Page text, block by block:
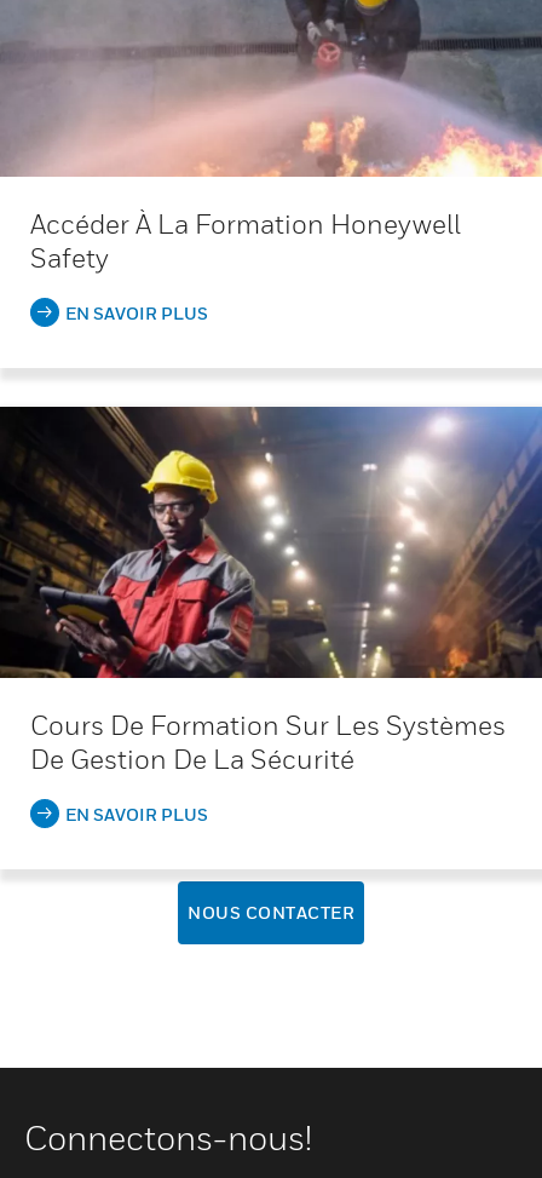
Accéder À La Formation Honeywell
Safety
EN SAVOIR PLUS
Cours De Formation Sur Les Systèmes
De Gestion De La Sécurité
EN SAVOIR PLUS
NOUS CONTACTER
Connectons-nous!